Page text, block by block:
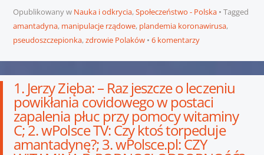
Opublikowany w Nauka i odkrycia,Społeczeństwo - Polska
Tagged
amantadyna, manipulacje rządowe, plandemia koronawirusa,
pseudoszczepionka,zdrowie Polaków 6 komentarzy
1. Jerzy Zięba: – Raz jeszcze o leczeniu
powikłania covidowego w postaci
zapalenia płuc przy pomocy witaminy
C; 2. wPolsce TV: Czy ktoś torpeduje
amantadynę?; 3. wPolsce.pl: CZY